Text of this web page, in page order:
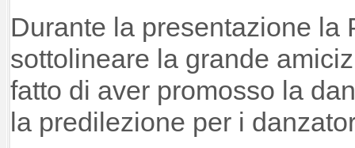
Durante la presentazione la
sottolineare la grande
fatto di aver promosso la
la predilezione per i